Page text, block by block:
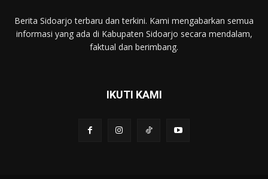
Berita Sidoarjo terbaru dan terkini. Kami mengabarkan semua
informasi yang ada di Kabupaten Sidoarjo secara mendalam,
faktual dan berimbang.
IKUTI KAMI